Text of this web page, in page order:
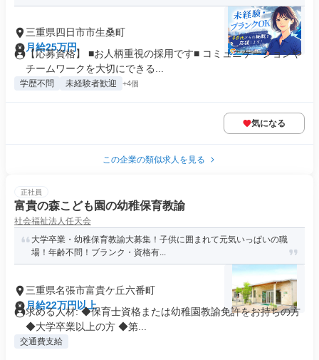
三重県四日市市生桑町
月給25万円
【応募資格】 ■お人柄重視の採用です■ コミュニケーションや
チームワークを大切にできる...
学歴不問 未経験者歓迎 +4個
気になる
この企業の類似求人を見る
正社員
富貴の森こども園の幼稚保育教諭
社会福祉法人任天会
大学卒業・幼稚保育教諭大募集！子供に囲まれて元気いっぱいの職
場！年齢不問！ブランク・資格有...
三重県名張市富貴ケ丘六番町
月給22万円以上
求める人材: ◆保育士資格または幼稚園教諭免許をお持ちの方
◆大学卒業以上の方 ◆第...
交通費支給